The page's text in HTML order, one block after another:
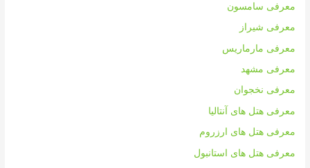
معرفی سامسون
معرفی شیراز
معرفی مارماریس
معرفی مشهد
معرفی نخجوان
معرفی هتل های آنتالیا
معرفی هتل های ارزروم
معرفی هتل های استانبول